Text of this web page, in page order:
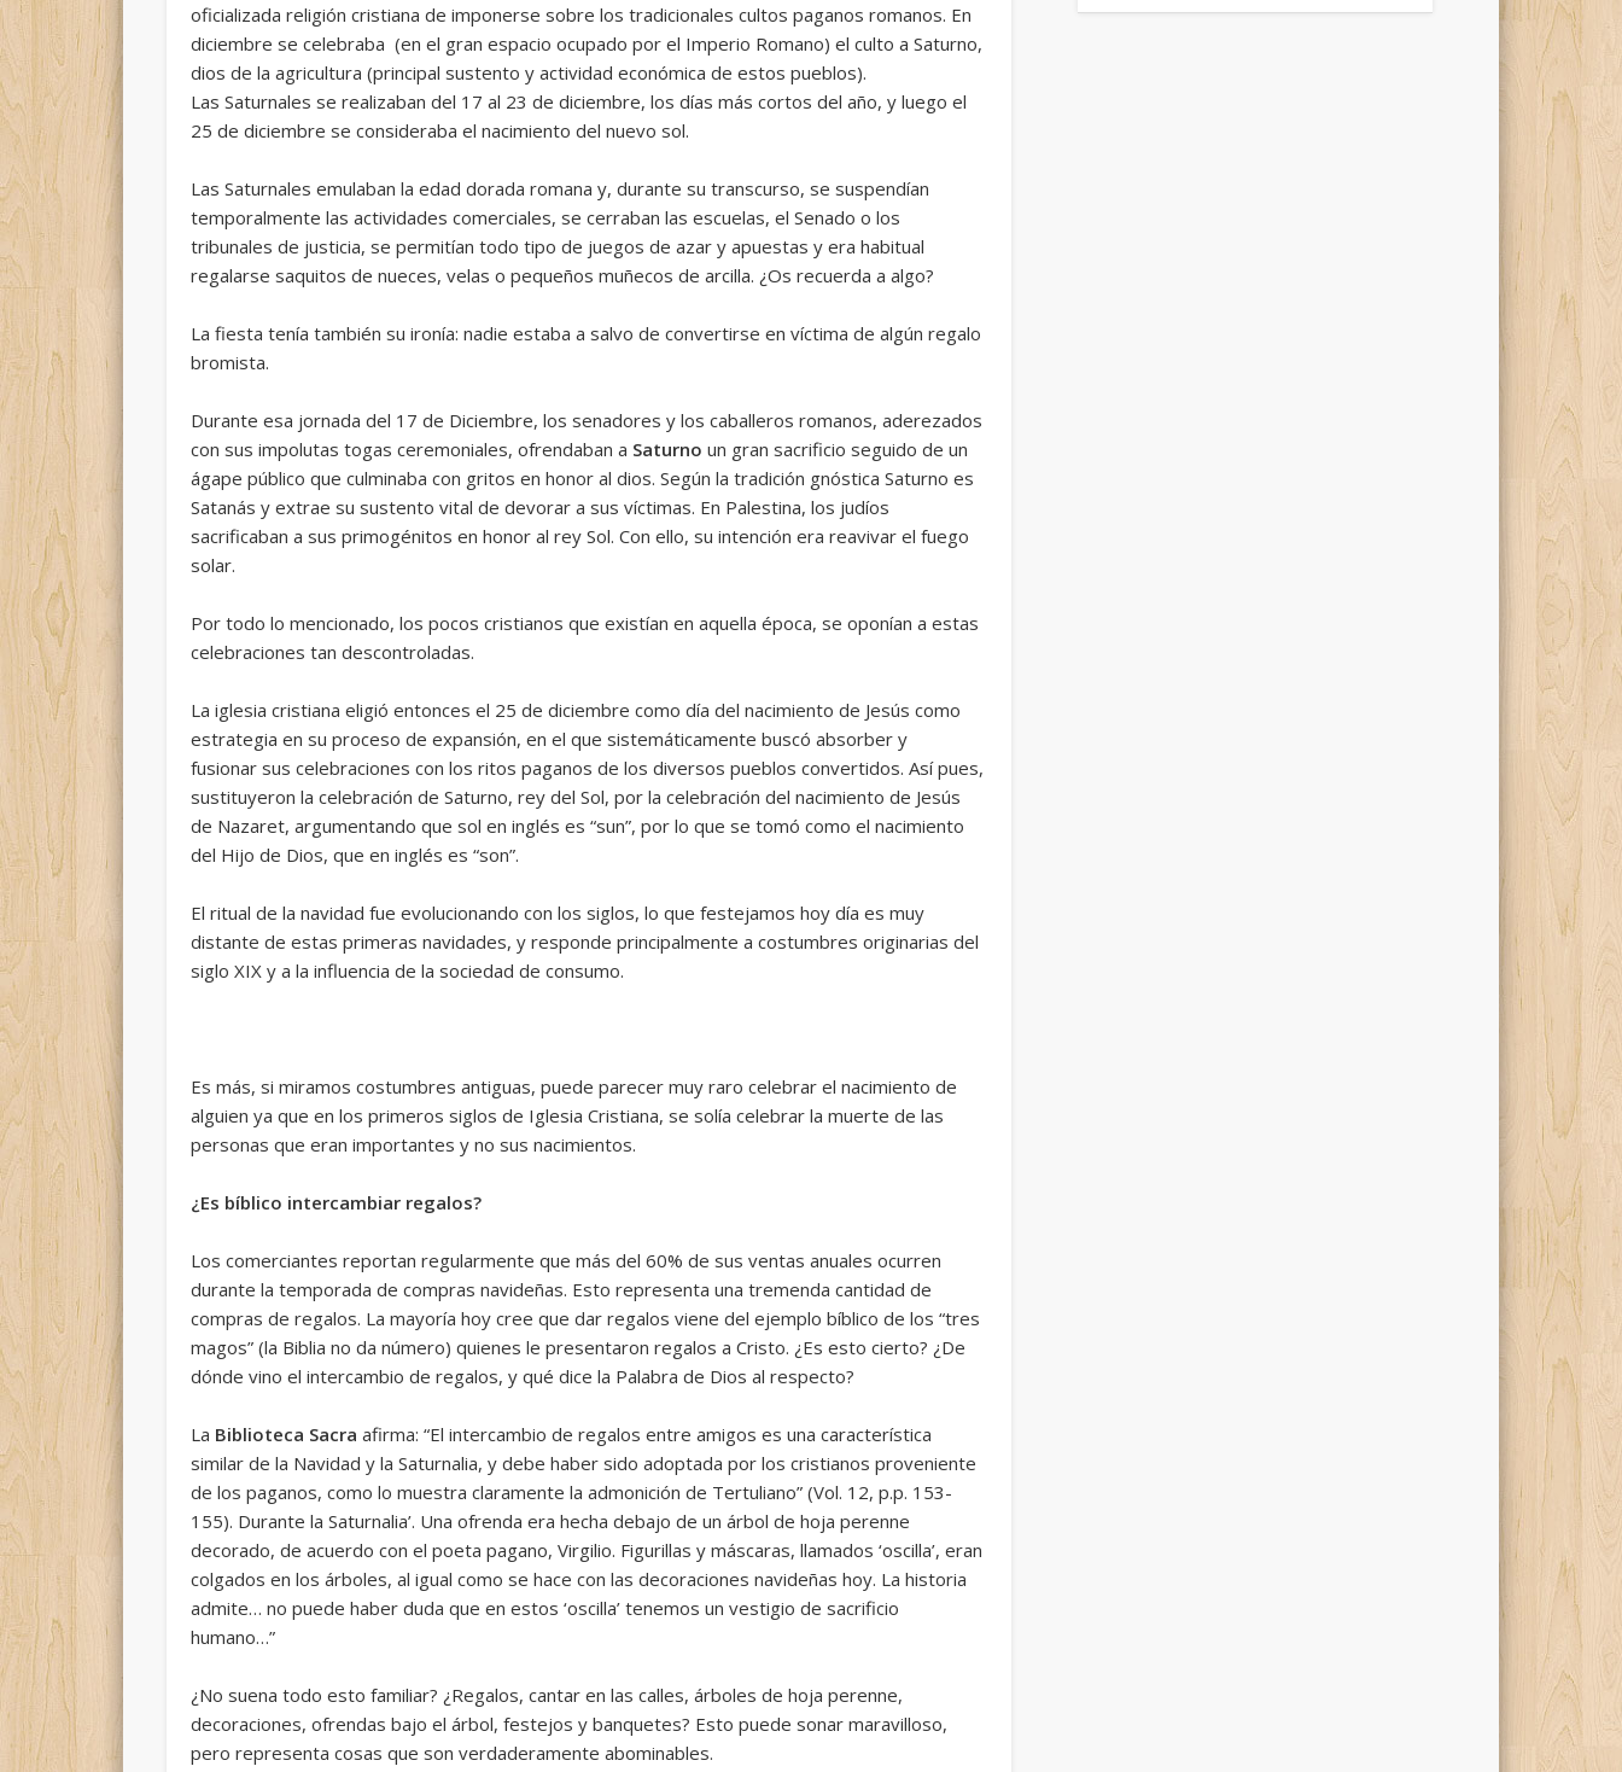
oficializada religión cristiana de imponerse sobre los tradicionales cultos paganos romanos. En
diciembre se celebraba (en el gran espacio ocupado por el Imperio Romano) el culto a Saturno,
dios de la agricultura (principal sustento y actividad económica de estos pueblos).
Las Saturnales se realizaban del 17 al 23 de diciembre, los días más cortos del año, y luego el
25 de diciembre se consideraba el nacimiento del nuevo sol.
Las Saturnales emulaban la edad dorada romana y, durante su transcurso, se suspendían
temporalmente las actividades comerciales, se cerraban las escuelas, el Senado o los
tribunales de justicia, se permitían todo tipo de juegos de azar y apuestas y era habitual
regalarse saquitos de nueces, velas o pequeños muñecos de arcilla. ¿Os recuerda a algo?
La fiesta tenía también su ironía: nadie estaba a salvo de convertirse en víctima de algún regalo
bromista.
Durante esa jornada del 17 de Diciembre, los senadores y los caballeros romanos, aderezados
con sus impolutas togas ceremoniales, ofrendaban a Saturno un gran sacrificio seguido de un
ágape público que culminaba con gritos en honor al dios. Según la tradición gnóstica Saturno es
Satanás y extrae su sustento vital de devorar a sus víctimas. En Palestina, los judíos
sacrificaban a sus primogénitos en honor al rey Sol. Con ello, su intención era reavivar el fuego
solar.
Por todo lo mencionado, los pocos cristianos que existían en aquella época, se oponían a estas
celebraciones tan descontroladas.
La iglesia cristiana eligió entonces el 25 de diciembre como día del nacimiento de Jesús como
estrategia en su proceso de expansión, en el que sistemáticamente buscó absorber y
fusionar sus celebraciones con los ritos paganos de los diversos pueblos convertidos. Así pues,
sustituyeron la celebración de Saturno, rey del Sol, por la celebración del nacimiento de Jesús
de Nazaret, argumentando que solen inglés es “sun”, por lo que se tomó como el nacimiento
del Hijo de Dios, que en inglés es “son”.
El ritual de la navidad fue evolucionando con los siglos, lo que festejamos hoy día es muy
distante de estas primeras navidades, y responde principalmente a costumbres originarias del
siglo XIX y a la influencia de la sociedad de consumo.
Es más, si miramos costumbres antiguas, puede parecer muy raro celebrar el nacimiento de
alguien ya que en los primeros siglos de Iglesia Cristiana, se solía celebrar la muerte de las
personas que eran importantes y no sus nacimientos.
¿Es bíblico intercambiar regalos?
Los comerciantes reportan regularmente que más del 60% de sus ventas anuales ocurren
durante la temporada de compras navideñas. Esto representa una tremenda cantidad de
compras de regalos. La mayoría hoy cree que dar regalos viene del ejemplo bíblico de los “tres
magos” (la Biblia no da número) quienes le presentaron regalos a Cristo. ¿Es esto cierto? ¿De
dónde vino el intercambio de regalos, y qué dice la Palabra de Dios al respecto?
La Biblioteca Sacra afirma: “El intercambio de regalos entre amigos es una característica
similar de la Navidad y la Saturnalia, y debe haber sido adoptada por los cristianos proveniente
de los paganos, como lo muestra claramente la admonición de Tertuliano” (Vol. 12, p.p. 153-
155). Durante la Saturnalia’. Una ofrenda era hecha debajo de un árbol de hoja perenne
decorado, de acuerdo con el poeta pagano, Virgilio. Figurillas y máscaras, llamados ‘oscilla’, eran
colgados en los árboles, al igual como se hace con las decoraciones navideñas hoy. La historia
admite… no puede haber duda que en estos ‘oscilla’ tenemos un vestigio desacrificio
humano…”
¿No suena todo esto familiar? ¿Regalos, cantar en las calles, árboles de hoja perenne,
decoraciones, ofrendas bajo el árbol, festejos y banquetes? Esto puede sonar maravilloso,
pero representa cosas que son verdaderamente abominables.